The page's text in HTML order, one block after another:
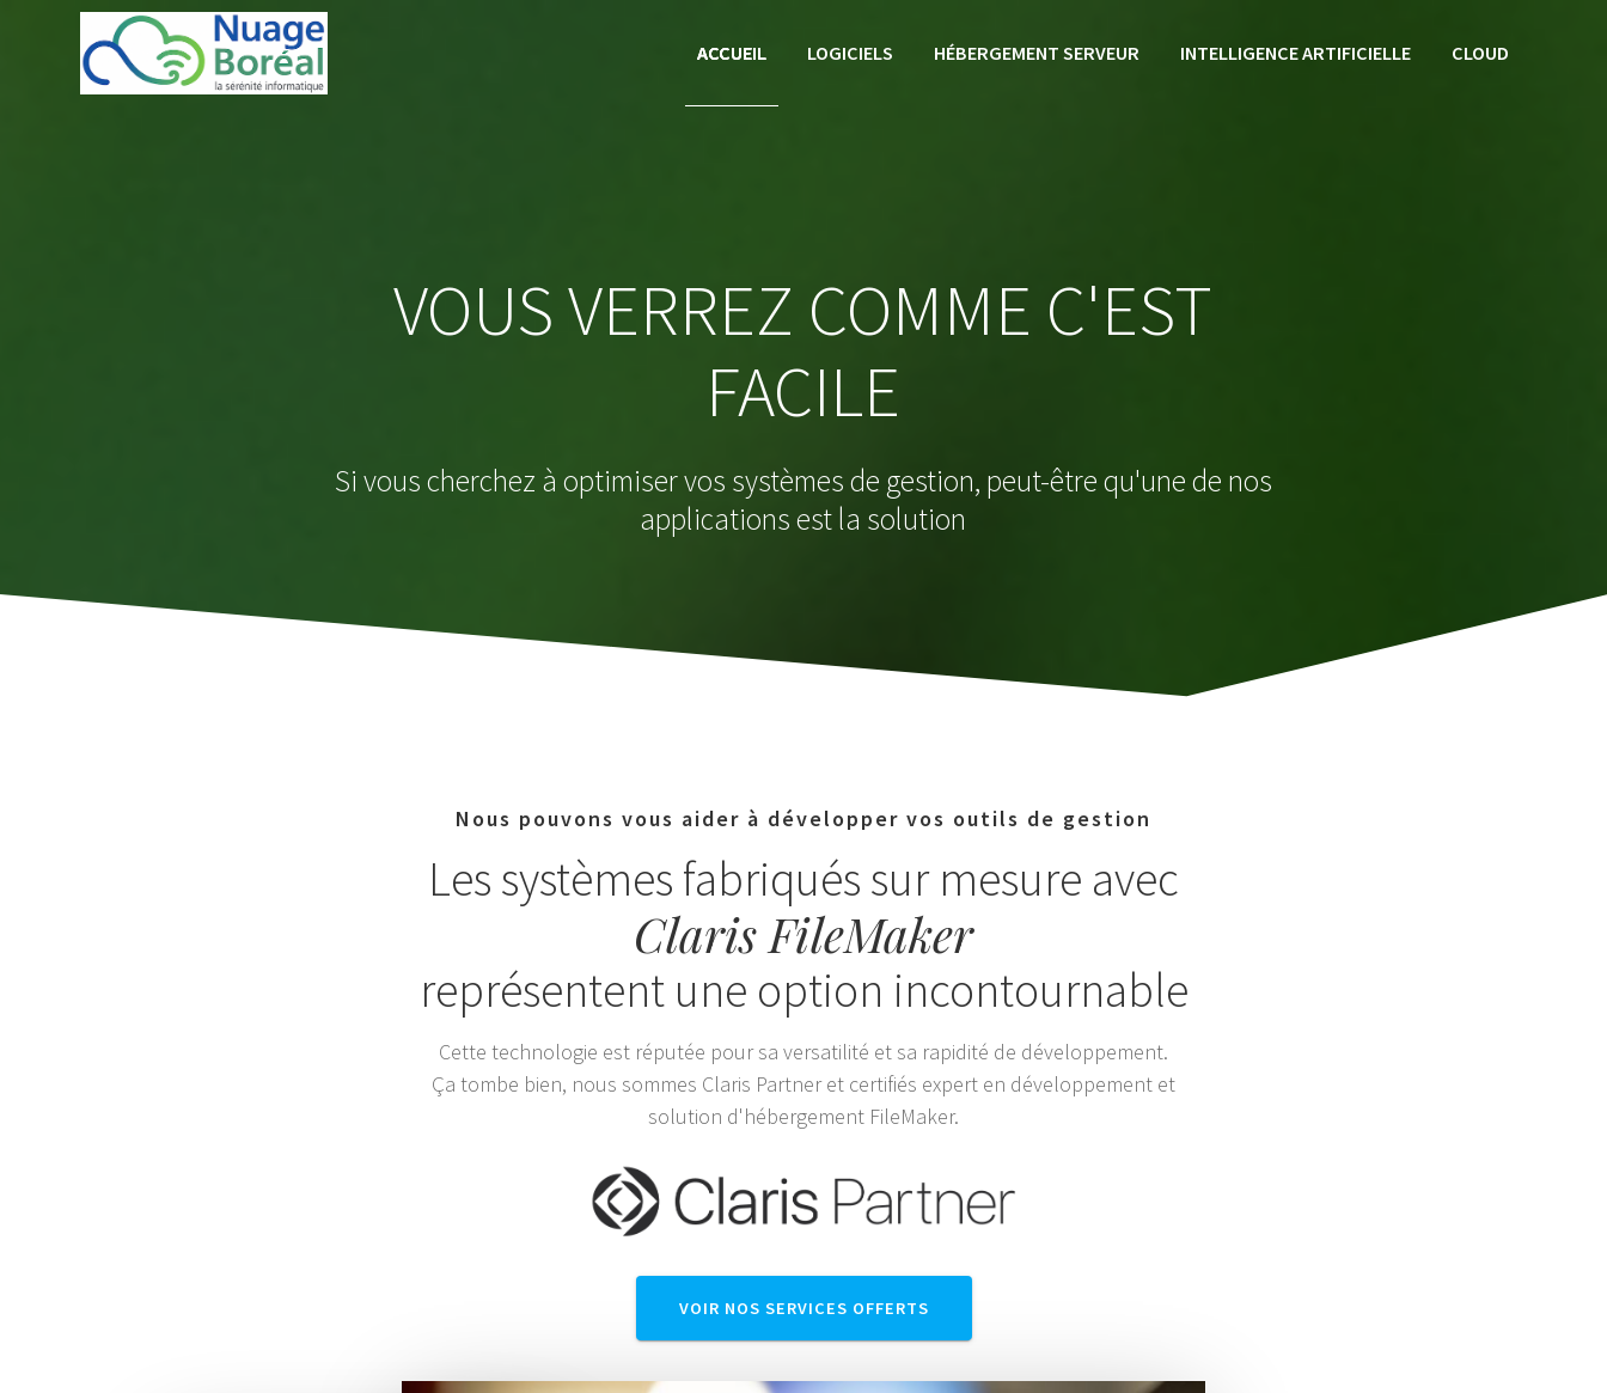
ACCUEIL LOGICIELS HÉBERGEMENT SERVEUR INTELLIGENCE ARTIFICIELLE CLOUD
VOUS VERREZ COMME C'EST
FACILE
Si vous cherchez à optimiser vos systèmes de gestion, peut-être qu'une de nos
applications est la solution
Nous pouvons vous aider à développer vos outils de gestion
Les systèmes fabriqués sur mesure avec
Claris FileMaker
représentent une option incontournable
Cette technologie est réputée pour sa versatilité et sa rapidité de développement.
Ça tombe bien, nous sommes Claris Partner et certifiés expert en développement et
solution d'hébergement FileMaker.
VOIR NOS SERVICES OFFERTS